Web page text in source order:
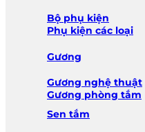
Bộ phụ kiện
Phụ kiện các loại
Gương
Gương nghệ thuật
Gương phòng tắm
Sen tắm